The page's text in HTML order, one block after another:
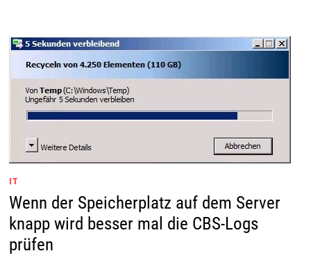
NUTZEN
#2
IT
Wenn der Speicherplatz auf dem Server
knapp wird besser mal die CBS-Logs
prüfen